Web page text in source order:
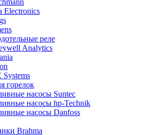
Electronics
реле
Analytics
Systems
горелок
насосы Suntec
насосы hp-Technik
насосы Danfoss
Brahma